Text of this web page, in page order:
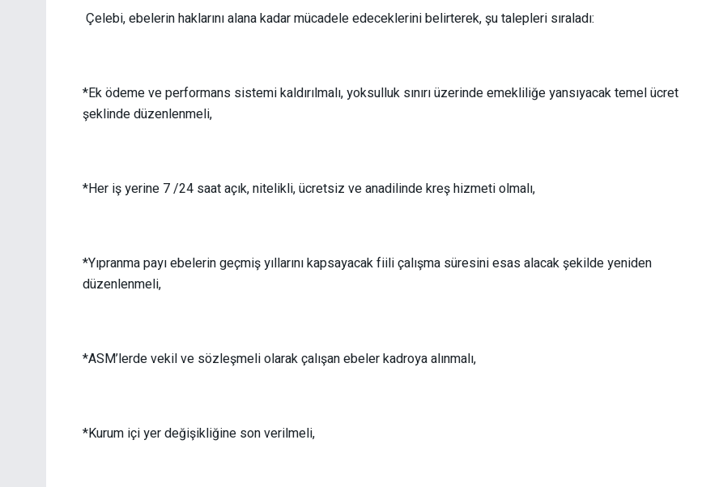
Çelebi, ebelerin haklarını alana kadar mücadele edeceklerini belirterek, şu talepleri sıraladı:
*Ek ödeme ve performans sistemi kaldırılmalı, yoksulluk sınırı üzerinde emekliliğe yansıyacak temel ücret
şeklinde düzenlenmeli,
*Her iş yerine 7 /24 saat açık, nitelikli, ücretsiz ve anadilinde kreş hizmeti olmalı,
*Yıpranma payı ebelerin geçmiş yıllarını kapsayacak fiili çalışma süresini esas alacak şekilde yeniden
düzenlenmeli,
*ASM’lerde vekil ve sözleşmeli olarak çalışan ebeler kadroya alınmalı,
*Kurum içi yer değişikliğine son verilmeli,